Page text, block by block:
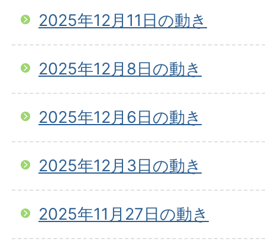
2025年12月11日の動き
2025年12月8日の動き
2025年12月6日の動き
2025年12月3日の動き
2025年11月27日の動き